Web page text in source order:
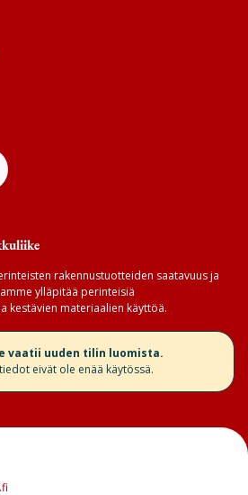
rakennustuotteiden saatavuus ja
ylläpitää perinteisiä
kestävien materiaalien käyttöä.
vaatii uuden tilin luomista.
eivät ole enää käytössä.